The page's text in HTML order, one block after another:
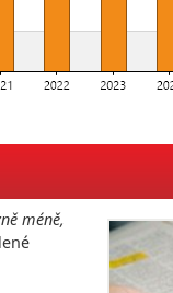
méně,